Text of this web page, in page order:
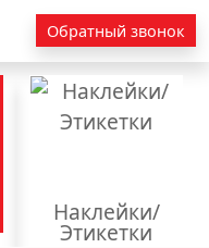
Обратный звонок
Наклейки/
Этикетки